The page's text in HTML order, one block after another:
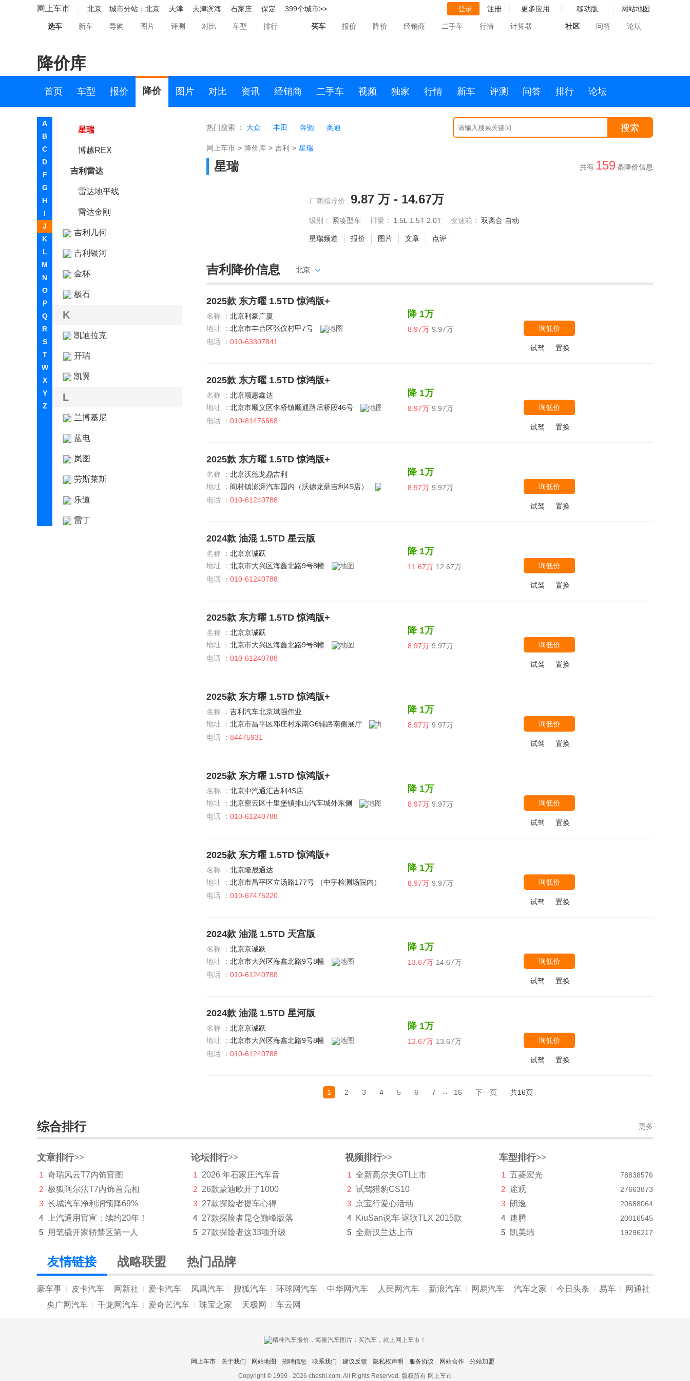
网上车市 北京 城市分站： 北京 天津 天津滨海 石家庄 保定 399个城市>> 登录 注册 更多应用 移动版 网站地图
选车 新车 导购 图片 评测 对比 车型 排行 买车 报价 降价 经销商 二手车 行情 计算器 社区 问答 论坛
降价库
首页 车型 报价 降价 图片 对比 资讯 经销商 二手车 视频 独家 行情 新车 评测 问答 排行 论坛
A
B
C
D
F
G
H
I
J
K
L
M
N
O
P
Q
R
S
T
W
X
Y
Z
豪越L
星越L智擎
吉利牛仔
豪越PRO
缤越
星瑞
博越REX
吉利雷达
雷达地平线
雷达金刚
吉利几何
吉利银河
金杯
极石
K
凯迪拉克
开瑞
凯翼
L
兰博基尼
蓝电
岚图
劳斯莱斯
乐道
雷丁
奇鲁汽车
庆铃汽车
奇瑞
奇瑞新能源
起亚
R
RAM
荣威
热门搜索 ： 大众 丰田 奔驰 奥迪 搜索
网上车市 > 降价库 > 吉利 > 星瑞
星瑞 共有 159条降价信息
厂商指导价 : 9.87 万 - 14.67万
级别： 紧凑型车 排量： 1.5L 1.5T 2.0T 变速箱： 双离合 自动
星瑞频道 报价 图片 文章 点评
吉利降价信息 北京
2025款 东方曜 1.5TD 惊鸿版+
名称 ： 北京利豪广厦
地址 ： 北京市丰台区张仪村甲7号
电话 ： 010-63307841
降 1万
8.97万 9.97万 询低价
置换
试驾
2025款 东方曜 1.5TD 惊鸿版+
名称 ： 北京顺惠鑫达
地址 ： 北京市顺义区李桥镇顺通路后桥段46号
电话 ： 010-81476668
降 1万
8.97万 9.97万 询低价
置换
试驾
2025款 东方曜 1.5TD 惊鸿版+
名称 ： 北京沃德龙鼎吉利
地址 ： 阎村镇澎湃汽车园内（沃德龙鼎吉利4S店）
电话 ： 010-61240788
降 1万
8.97万 9.97万 询低价
置换
试驾
2024款 油混 1.5TD 星云版
名称 ： 北京京诚跃
地址 ： 北京市大兴区海鑫北路9号8幢
电话 ： 010-61240788
降 1万
11.67万 12.67万 询低价
置换
试驾
2025款 东方曜 1.5TD 惊鸿版+
名称 ： 北京京诚跃
地址 ： 北京市大兴区海鑫北路9号8幢
电话 ： 010-61240788
降 1万
8.97万 9.97万 询低价
置换
试驾
2025款 东方曜 1.5TD 惊鸿版+
名称 ： 吉利汽车北京斌强伟业
地址 ： 北京市昌平区邓庄村东南G6辅路南侧展厅
电话 ： 84475931
降 1万
8.97万 9.97万 询低价
置换
试驾
2025款 东方曜 1.5TD 惊鸿版+
名称 ： 北京中汽通汇吉利4S店
地址 ： 北京密云区十里堡镇排山汽车城外东侧
电话 ： 010-61240788
降 1万
8.97万 9.97万 询低价
置换
试驾
2025款 东方曜 1.5TD 惊鸿版+
名称 ： 北京隆晟通达
地址 ： 北京市昌平区立汤路177号 （中宇检测场院内）
电话 ： 010-67475220
降 1万
8.97万 9.97万 询低价
置换
试驾
2024款 油混 1.5TD 天宫版
名称 ： 北京京诚跃
地址 ： 北京市大兴区海鑫北路9号8幢
电话 ： 010-61240788
降 1万
13.67万 14.67万 询低价
置换
试驾
2024款 油混 1.5TD 星河版
名称 ： 北京京诚跃
地址 ： 北京市大兴区海鑫北路9号8幢
电话 ： 010-61240788
降 1万
12.67万 13.67万 询低价
置换
试驾
1 2 3 4 5 6 7 ... 16 下一页 共16页
综合排行 更多
文章排行>>
1
奇瑞风云T7内饰官图
2 极狐阿尔法T7内饰首亮相
3 长城汽车净利润预降69%
4
上汽通用官宣：续约20年！
5
用笔撬开家轿禁区第一人
论坛排行>>
1
2026 年石家庄汽车音
2 26款蒙迪欧开了1000
3 27款探险者提车心得
4 27款探险者昆仑巅峰版落
5 27款探险者这33项升级
视频排行>>
1
全新高尔夫GTI上市
2 试驾猎豹CS10
3 京宝行爱心活动
4
KiuSan说车 讴歌TLX 2015款
5 全新汉兰达上市
车型排行>>
1 五菱宏光 78838576
2 途观 27663873
3 朗逸 20688064
4 速腾 20016545
5 凯美瑞 19296217
友情链接 战略联盟 热门品牌
豪车事 皮卡汽车 网新社 爱卡汽车 凤凰汽车 搜狐汽车 环球网汽车 中华网汽车 人民网汽车 新浪汽车 网易汽车 汽车之家 今日头条 易车 网通社
央广网汽车 千龙网汽车 爱奇艺汽车 珠宝之家 天极网 车云网
网上车市 关于我们 网站地图 招聘信息 联系我们 建议反馈 隐私权声明 服务协议 网站合作
分站加盟
Copyright © 1999 - 2026 cheshi.com. All Rights Reserved. 版权所有 网上车市